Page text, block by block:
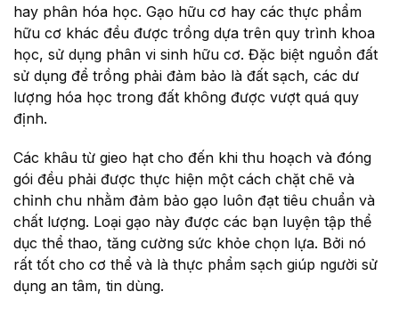
hay phân hóa học. Gạo hữu cơ hay các thực phẩm
hữu cơ khác đều được trồng dựa trên quy trình khoa
học, sử dụng phân vi sinh hữu cơ. Đặc biệt nguồn đất
sử dụng để trồng phải đảm bảo là đất sạch, các dư
lượng hóa học trong đất không được vượt quá quy
định.
Các khâu từ gieo hạt cho đến khi thu hoạch và đóng
gói đều phải được thực hiện một cách chặt chẽ và
chỉnh chu nhằm đảm bảo gạo luôn đạt tiêu chuẩn và
chất lượng. Loại gạo này được các bạn luyện tập thể
dục thể thao, tăng cường sức khỏe chọn lựa. Bởi nó
rất tốt cho cơ thể và là thực phẩm sạch giúp người sử
dụng an tâm, tin dùng.